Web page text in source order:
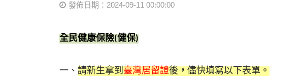
發佈日期：2024-09-11 00:00:00
全民健康保險(健保)
一、 請新生拿到臺灣居留證後 ， 儘快填寫以下表單 。